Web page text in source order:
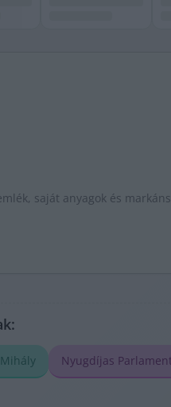
saját anyagok és
Nyugdíjas Parlament